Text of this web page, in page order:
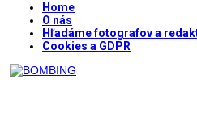
Home
O nás
Hľadáme fotografov a
Cookies a GDPR